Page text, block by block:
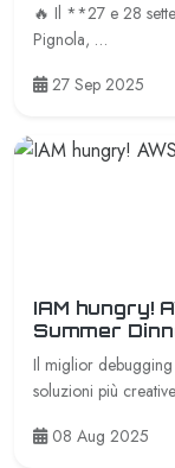
🔥 Il **27 e 28
Pignola, …
27 Sep 2025
IAM hungry!
Summer
Il miglior
soluzioni più
08 Aug 2025